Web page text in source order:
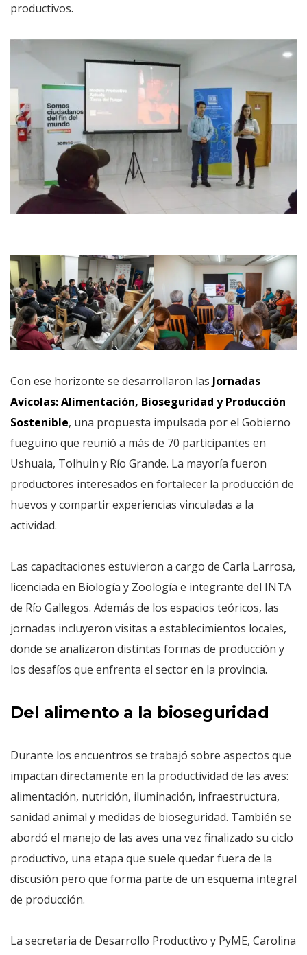
productivos.
Con ese horizonte se desarrollaron las Jornadas
Avícolas: Alimentación, Bioseguridad y Producción
Sostenible, una propuesta impulsada por el Gobierno
fueguino que reunió a más de 70 participantes en
Ushuaia, Tolhuin y Río Grande. La mayoría fueron
productores interesados en fortalecer la producción de
huevos y compartir experiencias vinculadas a la
actividad.
Las capacitaciones estuvieron a cargo de Carla Larrosa,
licenciada en Biología y Zoología e integrante del INTA
de Río Gallegos. Además de los espacios teóricos, las
jornadas incluyeron visitas a establecimientos locales,
donde se analizaron distintas formas de producción y
los desafíos que enfrenta el sector en la provincia.
Del alimento a la bioseguridad
Durante los encuentros se trabajó sobre aspectos que
impactan directamente en la productividad de las aves:
alimentación, nutrición, iluminación, infraestructura,
sanidad animal y medidas de bioseguridad. También se
abordó el manejo de las aves una vez finalizado su ciclo
productivo, una etapa que suele quedar fuera de la
discusión pero que forma parte de un esquema integral
de producción.
La secretaria de Desarrollo Productivo y PyME, Carolina